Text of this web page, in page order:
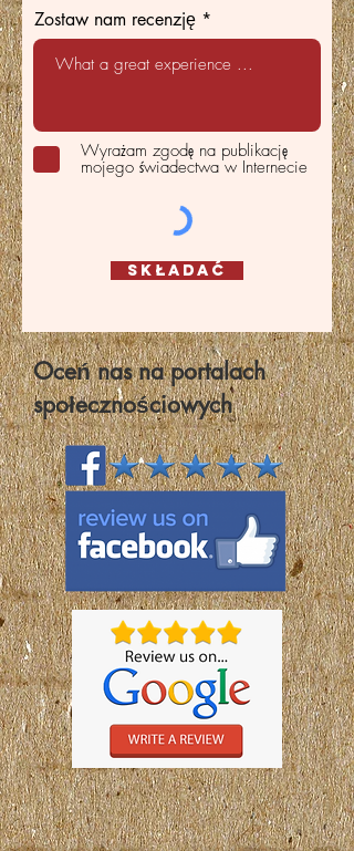
Zostaw nam recenzję
Wyrażam zgodę na publikację
mojego świadectwa w Internecie
Składać
Oceń nas na portalach
społecznościowych